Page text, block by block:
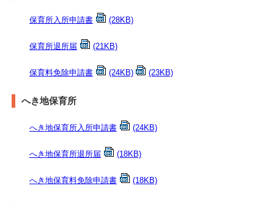
保育所入所申請書 (28KB)
保育所退所届 (21KB)
保育料免除申請書 (24KB) (23KB)
へき地保育所
へき地保育所入所申請書 (24KB)
へき地保育所退所届 (18KB)
へき地保育料免除申請書 (18KB)